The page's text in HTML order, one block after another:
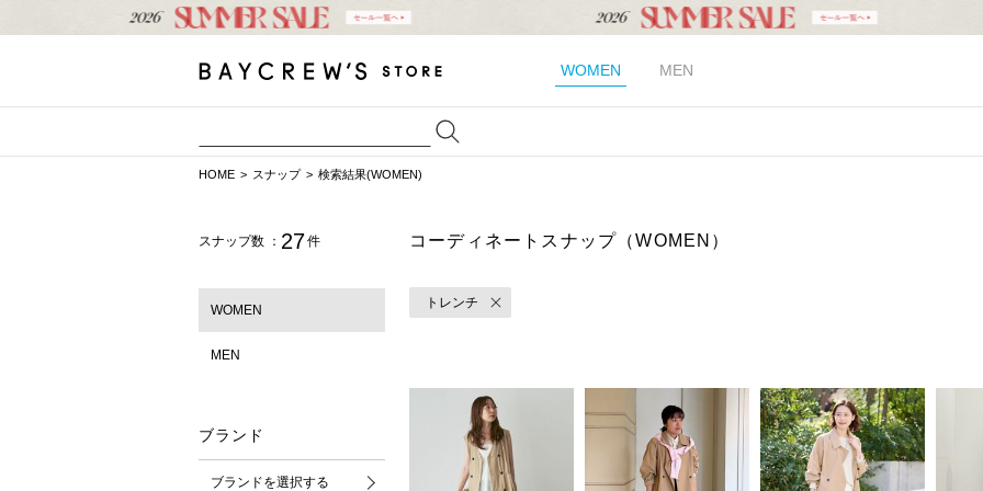
WOMEN MEN
HOME スナップ 検索結果(WOMEN)
スナップ数 ： 27件
WOMEN
MEN
ブランド
ブランドを選択する
コーディネートスナップ（WOMEN）
トレンチ